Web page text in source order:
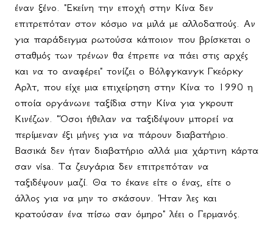
έναν ξένο. "Εκείνη την εποχή στην Κίνα δεν
επιτρεπόταν στον κόσμο να μιλά με αλλοδαπούς. Αν
για παράδειγμα ρωτούσα κάποιον που βρίσκεται ο
σταθμός των τρένων θα έπρεπε να πάει στις αρχές
και να το αναφέρει" τονίζει ο Βόλφγκανγκ Γκεόρκγ
Αρλτ, που είχε μια επιχείρηση στην Κίνα το 1990 η
οποία οργάνωνε ταξίδια στην Κίνα για γκρουπ
Κινέζων. "Όσοι ήθελαν να ταξιδέψουν μπορεί να
περίμεναν έξι μήνες για να πάρουν διαβατήριο.
Βασικά δεν ήταν διαβατήριο αλλά μια χάρτινη κάρτα
σαν visa . Τα ζευγάρια δεν επιτρεπόταν να
ταξιδέψουν μαζί. Θα το έκανε είτε ο ένας, είτε ο
άλλος για να μην το σκάσουν. Ήταν λες και
κρατούσαν ένα πίσω σαν όμηρο" λέει ο Γερμανός.